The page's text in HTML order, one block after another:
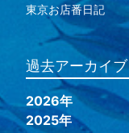
東京お店番日記
過去アーカイブ
2026年
2025年